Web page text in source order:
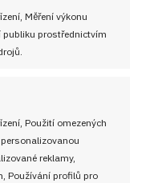
Měření výkonu
publiku prostřednictvím
Použití omezených
reklamy,
Používání profilů pro